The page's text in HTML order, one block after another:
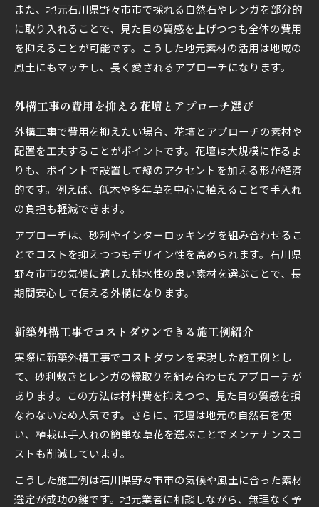
また、地元石川県野々市市で採れる自然石やレンガを部分的
に取り入れることで、見た目の質感を上げつつも全体の費用
を抑えることが可能です。こうした地元素材の活用は地域の
風土にもマッチし、長く愛されるアプローチになります。
外構工事の費用を抑える花壇とアプローチ選び
外構工事で費用を抑えたい場合、花壇とアプローチの素材や
配置を工夫することがポイントです。花壇は大規模に作るよ
りも、ポイントで設置して緑のアクセントを加える形が経済
的です。例えば、低木や多年草を中心に植えることで手入れ
の負担も軽減できます。
アプローチは、砂利やインターロッキングを組み合わせるこ
とでコストを抑えつつもデザイン性を高められます。石川県
野々市市の気候に適した排水性の良い素材を選ぶことで、長
期間安心して使える外構になります。
新築外構工事でコストダウンできる施工例紹介
実際に新築外構工事でコストダウンを実現した施工例とし
て、砂利敷きとレンガの縁取りを組み合わせたアプローチが
あります。この方法は材料費を抑えつつ、見た目の質感を損
なわないため人気です。さらに、花壇は地元の自然石を使
い、植栽は手入れの簡単な草花を選ぶことでメンテナンスコ
ストも削減しています。
こうした施工例は石川県野々市市の気候や風土に合った素材
選定が成功の鍵です。地元業者に相談しながら、無理なく予